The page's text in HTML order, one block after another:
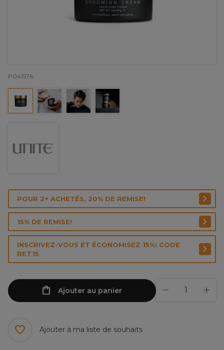
P041576
POUR 2+ ACHETÉS, 20% DE REMISE!
15% DE REMISE!
INSCRIVEZ-VOUS ET ÉCONOMISEZ 15%: CODE
RET15
Ajouter au panier
Ajouter à ma liste de souhaits